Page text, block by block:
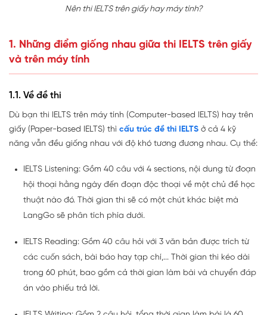
Nên thi IELTS trên giấy hay máy tính?
1. Những điểm giống nhau giữa thi IELTS trên giấy
và trên máy tính
1.1. Về đề thi
Dù bạn thi IELTS trên máy tính (Computer-based IELTS) hay trên
giấy (Paper-based IELTS) thì cấu trúc đề thi IELTS ở cả 4 kỹ
năng vẫn đều giống nhau với độ khó tương đương nhau. Cụ thể:
IELTS Listening: Gồm 40 câu với 4 sections, nội dung từ đoạn
hội thoại hằng ngày đến đoạn độc thoại về một chủ đề học
thuật nào đó. Thời gian thi sẽ có một chút khác biệt mà
LangGo sẽ phân tích phía dưới.
IELTS Reading: Gồm 40 câu hỏi với 3 văn bản được trích từ
các cuốn sách, bài báo hay tạp chí,... Thời gian thi kéo dài
trong 60 phút, bao gồm cả thời gian làm bài và chuyển đáp
án vào phiếu trả lời.